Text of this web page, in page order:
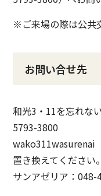
※ご来場の際は公共
お問い合せ先
和光3・11を忘れな
5793-3800
置き換えてください。
サンアゼリア：048-